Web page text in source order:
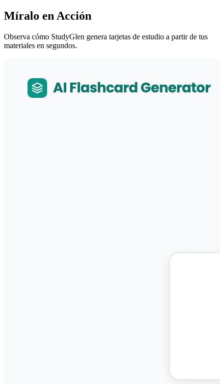
Míralo en Acción
Observa cómo StudyGlen genera tarjetas de estudio a partir de tus
materiales en segundos.